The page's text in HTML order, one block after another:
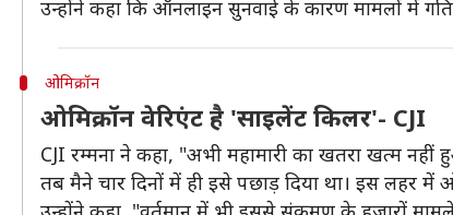
उन्होंने कहा कि ऑनलाइन सुनवाई के कारण मामलों में
ओमिक्रॉन
ओमिक्रॉन वेरिएंट है 'साइलेंट किलर'- CJI
CJI रम्मना ने कहा, "अभी महामारी का खतरा खत्म
तब मैने चार दिनों में ही इसे पछाड़ दिया था। इस लहर